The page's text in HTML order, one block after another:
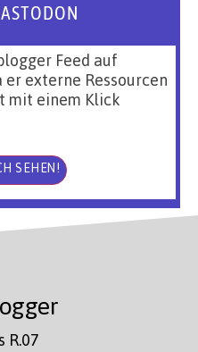
Feed auf
externe Ressourcen
mit einem Klick
SEHEN!
R.07